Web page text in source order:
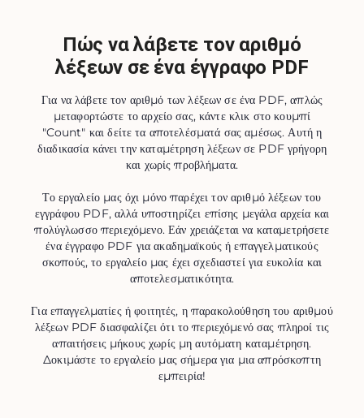
Πώς να λάβετε τον αριθμό
λέξεων σε ένα έγγραφο PDF
Για να λάβετε τον αριθμό των λέξεων σε ένα PDF, απλώς
μεταφορτώστε το αρχείο σας, κάντε κλικ στο κουμπί
"Count" και δείτε τα αποτελέσματά σας αμέσως. Αυτή η
διαδικασία κάνει την καταμέτρηση λέξεων σε PDF γρήγορη
και χωρίς προβλήματα.
Το εργαλείο μας όχι μόνο παρέχει τον αριθμό λέξεων του
εγγράφου PDF, αλλά υποστηρίζει επίσης μεγάλα αρχεία και
πολύγλωσσο περιεχόμενο. Εάν χρειάζεται να καταμετρήσετε
ένα έγγραφο PDF για ακαδημαϊκούς ή επαγγελματικούς
σκοπούς, το εργαλείο μας έχει σχεδιαστεί για ευκολία και
αποτελεσματικότητα.
Για επαγγελματίες ή φοιτητές, η παρακολούθηση του αριθμού
λέξεων PDF διασφαλίζει ότι το περιεχόμενό σας πληροί τις
απαιτήσεις μήκους χωρίς μη αυτόματη καταμέτρηση.
Δοκιμάστε το εργαλείο μας σήμερα για μια απρόσκοπτη
εμπειρία!